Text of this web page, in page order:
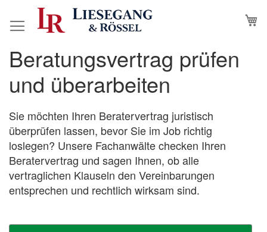
to
Beratungsvertrag prüfen
und überarbeiten
Sie möchten Ihren Beratervertrag juristisch
überprüfen lassen, bevor Sie im Job richtig
loslegen? Unsere Fachanwälte checken Ihren
Beratervertrag und sagen Ihnen, ob alle
vertraglichen Klauseln den Vereinbarungen
entsprechen und rechtlich wirksam sind.
Skip
to
the
end
of
the
images
gallery
Skip
to
the
beginning
of
the
images
gallery